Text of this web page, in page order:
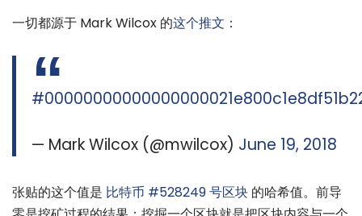
一切都源于 Mark Wilcox 的这个推文 ：
— Mark Wilcox (@mwilcox) June 19, 2018
张贴的这个值是 比特币 #528249 号区块 的哈希值。前导